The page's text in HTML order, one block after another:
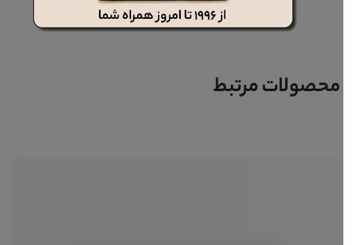
محصولات مرتبط